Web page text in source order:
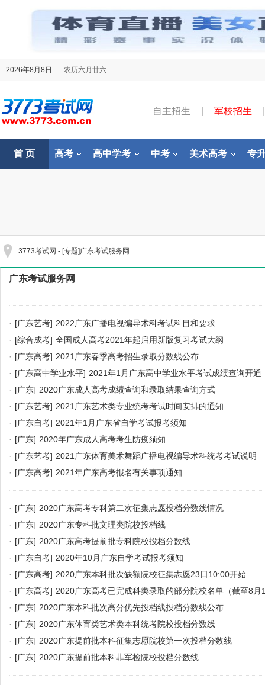
2026年8月8日 农历六月廿六
自主招生 军校招生
首 页 高考 高中学考 中考 美术高考 专
3773考试网 - [专题]广东考试服务网
广东考试服务网
· [广东艺考] 2022广东广播电视编导术科考试科目和要求
· [综合成考] 全国成人高考2021年起启用新版复习考试大纲
· [广东高考] 2021广东春季高考招生录取分数线公布
· [广东高中学业水平] 2021年1月广东高中学业水平考试成绩查询开通
· [广东] 2020广东成人高考成绩查询和录取结果查询方式
· [广东艺考] 2021广东艺术类专业统考考试时间安排的通知
· [广东自考] 2021年1月广东省自学考试报考须知
· [广东] 2020年广东成人高考考生防疫须知
· [广东艺考] 2021广东体育美术舞蹈广播电视编导术科统考考试说明
· [广东高考] 2021年广东高考报名有关事项通知
· [广东] 2020广东高考专科第二次征集志愿投档分数线情况
· [广东] 2020广东专科批文理类院校投档线
· [广东] 2020广东高考提前批专科院校投档分数线
· [广东自考] 2020年10月广东自学考试报考须知
· [广东高考] 2020广东本科批次缺额院校征集志愿23日10:00开始
· [广东高考] 2020广东高考已完成科类录取的部分院校名单（截至8月
· [广东] 2020广东本科批次高分优先投档线投档分数线公布
· [广东] 2020广东体育类艺术类本科统考院校投档分数线
· [广东] 2020广东提前批本科征集志愿院校第一次投档分数线
· [广东] 2020广东提前批本科非军检院校投档分数线